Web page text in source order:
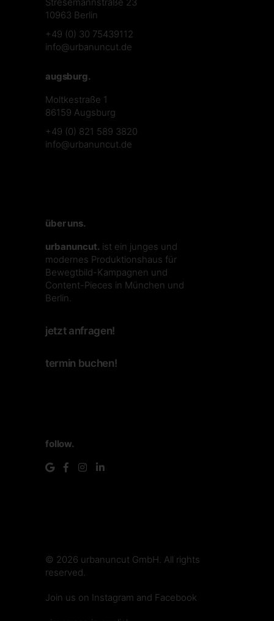
Stresemannstraße 23
10963 Berlin
+49 (0) 30 75439112
info@urbanuncut.de
augsburg.
Moltkestraße 1
86159 Augsburg
+49 (0) 821 589 3820
info@urbanuncut.de
über uns.
urbanuncut. ist ein junges und
modernes Produktionshaus für
Bewegtbild-Kampagnen und
Content-Pieces in München und
Berlin.
jetzt anfragen!
termin buchen!
follow.
© 2026 urbanuncut GmbH. All rights
reserved.
Join us on Instagram and Facebook